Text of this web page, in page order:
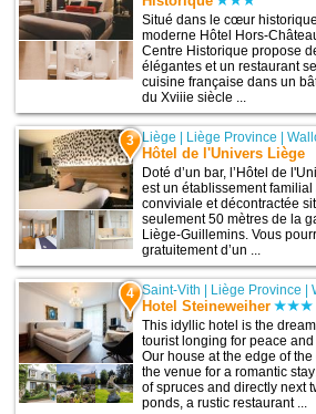
Situé dans le cœur
moderne Hôtel Hors-
Centre Historique propose
élégantes et un restaurant
cuisine française dans un
du Xviiie siècle ...
3 Liège Liège Province |
Hôtel de l'Univers Liège
Doté d’un bar, l’Hôtel de
est un établissement familial
conviviale et décontractée
seulement 50 mètres de la
Liège-Guillemins. Vous
gratuitement d’un ...
4 Saint-Vith Liège Province |
Hotel Steineweiher
This idyllic hotel is the
tourist longing for peace
Our house at the edge of the
the venue for a romantic
of spruces and directly next
ponds, a rustic restaurant ...